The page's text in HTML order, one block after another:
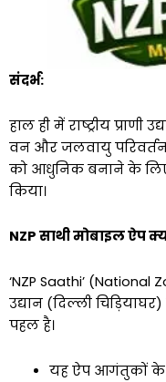
संदर्भ:
हाल ही में राष्ट्रीय प्राणी
वन और जलवायु
को आधुनिक बनाने के लिए
किया।
NZP साथी मोबाइल ऐप
‘NZP Saathi’ (National
उद्यान (दिल्ली
पहल है।
यह ऐप आगंतुकों